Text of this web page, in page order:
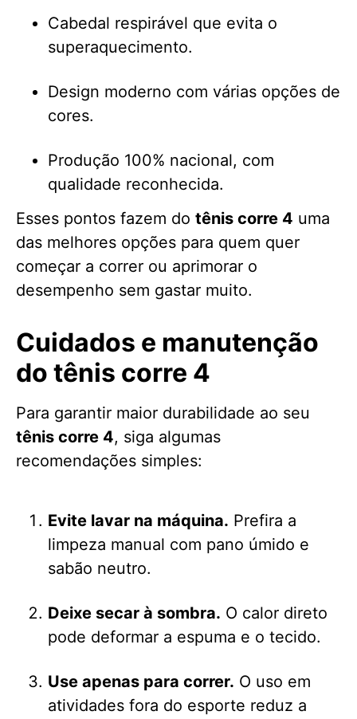
Cabedal respirável que evita o
superaquecimento.
Design moderno com várias opções de
cores.
Produção 100% nacional, com
qualidade reconhecida.
Esses pontos fazem do tênis corre 4 uma
das melhores opções para quem quer
começar a correr ou aprimorar o
desempenho sem gastar muito.
Cuidados e manutenção
do tênis corre 4
Para garantir maior durabilidade ao seu
tênis corre 4, siga algumas
recomendações simples:
Evite lavar na máquina. Prefira a
limpeza manual com pano úmido e
sabão neutro.
Deixe secar à sombra. O calor direto
pode deformar a espuma e o tecido.
Use apenas para correr. O uso em
atividades fora do esporte reduz a